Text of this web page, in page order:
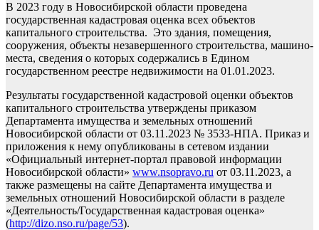
В 2023 году в Новосибирской области проведена
государственная кадастровая оценка всех объектов
капитального строительства. Это здания, помещения,
сооружения, объекты незавершенного строительства, машино-
места, сведения о которых содержались в Едином
государственном реестре недвижимости на 01.01.2023.
Результаты государственной кадастровой оценки объектов
капитального строительства утверждены приказом
Департамента имущества и земельных отношений
Новосибирской области от 03.11.2023 № 3533-НПА. Приказ и
приложения к нему опубликованы в сетевом издании
«Официальный интернет-портал правовой информации
Новосибирской области» www.nsopravo.ru от 03.11.2023, а
также размещены на сайте Департамента имущества и
земельных отношений Новосибирской области в разделе
«Деятельность/Государственная кадастровая оценка»
(http://dizo.nso.ru/page/53).